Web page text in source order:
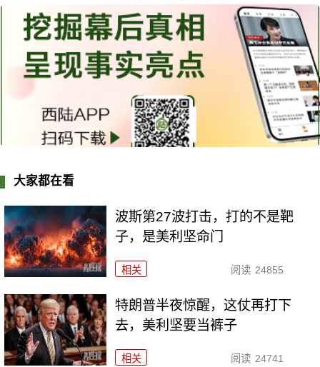
大家都在看
波斯第27波打击，打的不是靶
子，是美利坚命门
相关 阅读 24855
特朗普半夜惊醒，这仗再打下
去，美利坚要当裤子
相关 阅读 24741